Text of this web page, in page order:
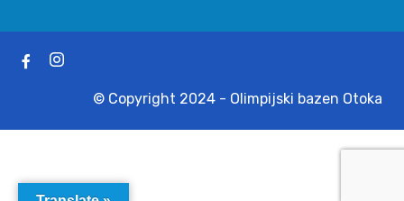
© Copyright 2024 - Olimpijski bazen Otoka